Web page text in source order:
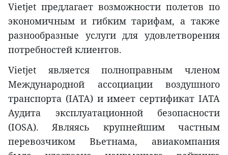
Vietjet предлагает возможности полетов по
экономичным и гибким тарифам, а также
разнообразные услуги для удовлетворения
потребностей клиентов.
Vietjet является полноправным членом
Международной ассоциации воздушного
транспорта (IATA) и имеет сертификат IATA
Аудита эксплуатационной безопасности
(IOSA). Являясь крупнейшим частным
перевозчиком Вьетнама, авиакомпания